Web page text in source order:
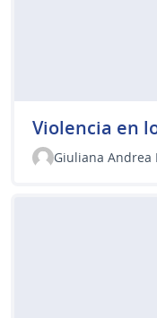
Violencia en
Giuliana Andrea